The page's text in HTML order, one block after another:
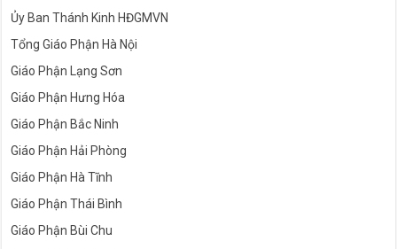
Ủy Ban Thánh Kinh HĐGMVN
Tổng Giáo Phận Hà Nội
Giáo Phận Lạng Sơn
Giáo Phận Hưng Hóa
Giáo Phận Bắc Ninh
Giáo Phận Hải Phòng
Giáo Phận Hà Tĩnh
Giáo Phận Thái Bình
Giáo Phận Bùi Chu